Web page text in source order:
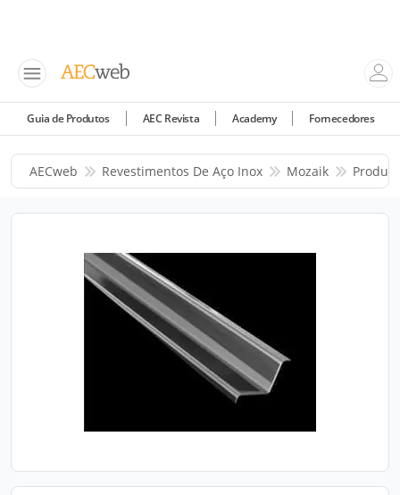
Guia de Produtos AEC Revista Academy Fornecedores
AECweb Revestimentos De Aço Inox Mozaik